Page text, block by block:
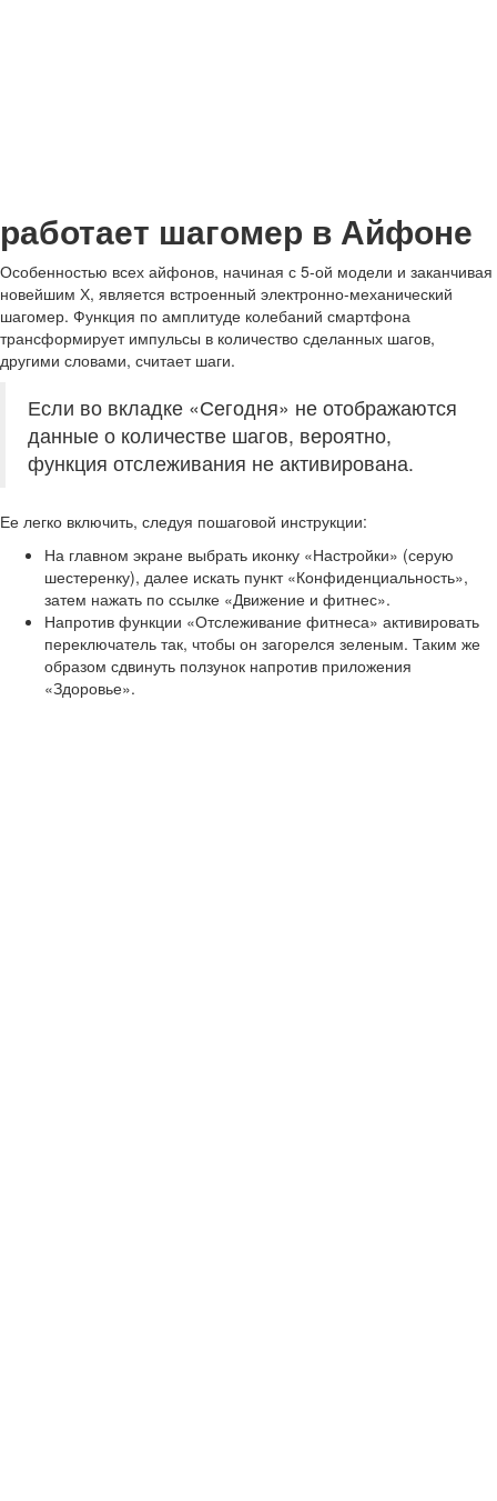
работает шагомер в Айфоне
Особенностью всех айфонов, начиная с 5-ой модели и заканчивая
новейшим Х, является встроенный электронно-механический
шагомер. Функция по амплитуде колебаний смартфона
трансформирует импульсы в количество сделанных шагов,
другими словами, считает шаги.
Если во вкладке «Сегодня» не отображаются
данные о количестве шагов, вероятно,
функция отслеживания не активирована.
Ее легко включить, следуя пошаговой инструкции:
На главном экране выбрать иконку «Настройки» (серую
шестеренку), далее искать пункт «Конфиденциальность»,
затем нажать по ссылке «Движение и фитнес».
Напротив функции «Отслеживание фитнеса» активировать
переключатель так, чтобы он загорелся зеленым. Таким же
образом сдвинуть ползунок напротив приложения
«Здоровье».